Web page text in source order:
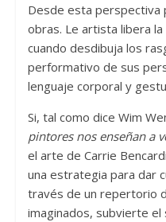
Desde esta perspectiva
obras. Le artista libera
cuando desdibuja los
performativo de sus
lenguaje corporal y
Si, tal como dice Wim
pintores nos enseñan a
el arte de Carrie
una estrategia para dar
través de un repertorio
imaginados, subvierte